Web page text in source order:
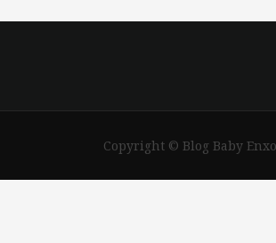
Copyright © Blog Baby